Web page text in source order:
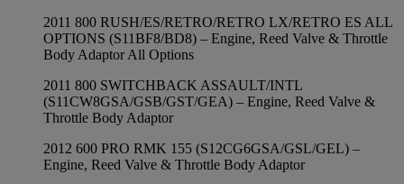
2011 800 RUSH/ES/RETRO/RETRO LX/RETRO ES ALL
OPTIONS (S11BF8/BD8) – Engine, Reed Valve & Throttle
Body Adaptor All Options
2011 800 SWITCHBACK ASSAULT/INTL
(S11CW8GSA/GSB/GST/GEA) – Engine, Reed Valve &
Throttle Body Adaptor
2012 600 PRO RMK 155 (S12CG6GSA/GSL/GEL) –
Engine, Reed Valve & Throttle Body Adaptor